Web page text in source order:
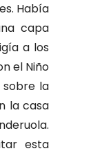
Había
capa
a los
el Niño
sobre la
la casa
esta